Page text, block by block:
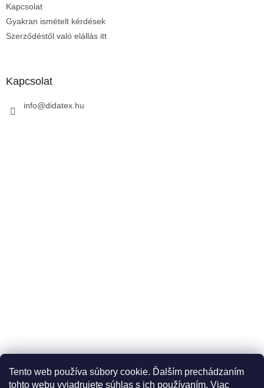
Tento web používa súbory cookie. Ďalším prechádzaním
tohto webu vyjadrujete súhlas s ich používaním. Viac
Kapcsolat
Gyakran ismételt kérdések
Szerződéstől való elállás itt
Kapcsolat
info@didatex.hu
Adatkezelési tájékoztató
Szállítási és fizetési lehetőségek